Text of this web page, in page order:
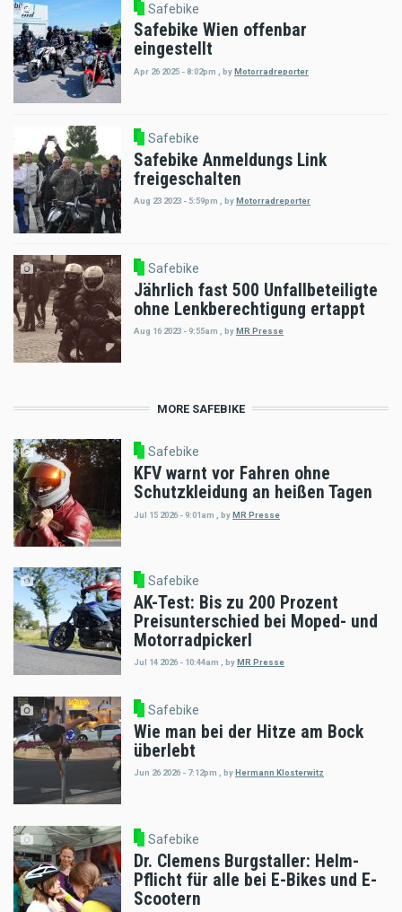
Safebike
Safebike Wien offenbar
eingestellt
Apr 26 2025 - 8:02pm byMotorradreporter
Safebike
Safebike Anmeldungs Link
freigeschalten
Aug 23 2023 - 5:59pm , by Motorradreporter
Safebike
Jährlich fast 500 Unfallbeteiligte
ohne Lenkberechtigung ertappt
Aug 16 2023 - 9:55am , byMR Presse
MORE SAFEBIKE
Safebike
KFV warnt vor Fahren ohne
Schutzkleidung an heißen Tagen
Jul 15 2026 - 9:01am byMR Presse
Safebike
AK-Test: Bis zu 200 Prozent
Preisunterschied bei Moped- und
Motorradpickerl
Jul 14 2026 - 10:44am , by MR Presse
Safebike
Wie man bei der Hitze am Bock
überlebt
Jun 26 2026 - 7:12pm byHermann Klosterwitz
Safebike
Dr. Clemens Burgstaller: Helm-
Pflicht für alle bei E-Bikes und E-
Scootern